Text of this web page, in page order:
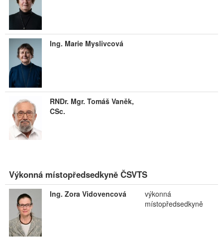
Ing. Marie Myslivcová
RNDr. Mgr. Tomáš Vaněk,
CSc.
Výkonná místopředsedkyně ČSVTS
Ing. Zora Vidovencová
výkonná
místopředsedkyně